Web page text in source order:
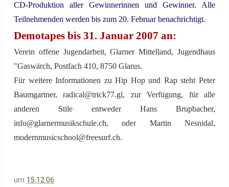
CD-Produktion aller Gewinnerinnen und Gewinner. Alle
Teilnehmenden werden bis zum 20. Februar benachrichtigt.
Demotapes bis 31. Januar 2007 an:
Verein offene Jugendarbeit, Glarner Mittelland, Jugendhaus
"Gaswärch, Postfach 410, 8750 Glarus.
Für weitere Informationen zu Hip Hop und Rap steht Peter
Baumgartner,radical@trick77.gl, zur Verfügung, für alle
anderen Stile entweder Hans Brupbacher,
info@glarnermusikschule.ch, oder Martin Nesnidal,
modernmusicschool@freesurf.ch.
um 15.12.06